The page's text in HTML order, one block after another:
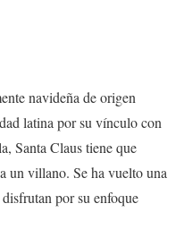
navideña de origen
latina por su vínculo con
Santa Claus tiene que
un villano. Se ha vuelto una
disfrutan por su enfoque